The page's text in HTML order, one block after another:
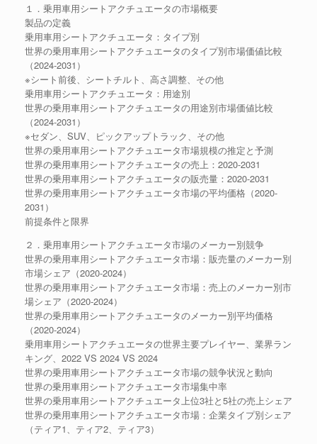
１．乗用車用シートアクチュエータの市場概要
製品の定義
乗用車用シートアクチュエータ：タイプ別
世界の乗用車用シートアクチュエータのタイプ別市場価値比較
（2024-2031）
※シート前後、シートチルト、高さ調整、その他
乗用車用シートアクチュエータ：用途別
世界の乗用車用シートアクチュエータの用途別市場価値比較
（2024-2031）
※セダン、SUV、ピックアップトラック、その他
世界の乗用車用シートアクチュエータ市場規模の推定と予測
世界の乗用車用シートアクチュエータの売上：2020-2031
世界の乗用車用シートアクチュエータの販売量：2020-2031
世界の乗用車用シートアクチュエータ市場の平均価格（2020-
2031）
前提条件と限界
２．乗用車用シートアクチュエータ市場のメーカー別競争
世界の乗用車用シートアクチュエータ市場：販売量のメーカー別
市場シェア（2020-2024）
世界の乗用車用シートアクチュエータ市場：売上のメーカー別市
場シェア（2020-2024）
世界の乗用車用シートアクチュエータのメーカー別平均価格
（2020-2024）
乗用車用シートアクチュエータの世界主要プレイヤー、業界ラン
キング、2022 VS 2024 VS 2024
世界の乗用車用シートアクチュエータ市場の競争状況と動向
世界の乗用車用シートアクチュエータ市場集中率
世界の乗用車用シートアクチュエータ上位3社と5社の売上シェア
世界の乗用車用シートアクチュエータ市場：企業タイプ別シェア
（ティア1、ティア2、ティア3）